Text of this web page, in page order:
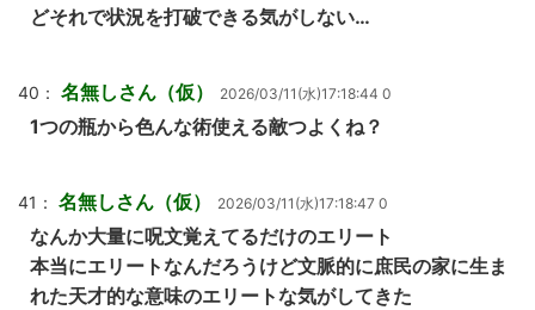
どそれで状況を打破できる気がしない…
40： 名無しさん（仮） 2026/03/11(水)17:18:44 0
1つの瓶から色んな術使える敵つよくね？
41： 名無しさん（仮） 2026/03/11(水)17:18:47 0
なんか大量に呪文覚えてるだけのエリート
本当にエリートなんだろうけど文脈的に庶民の家に生ま
れた天才的な意味のエリートな気がしてきた